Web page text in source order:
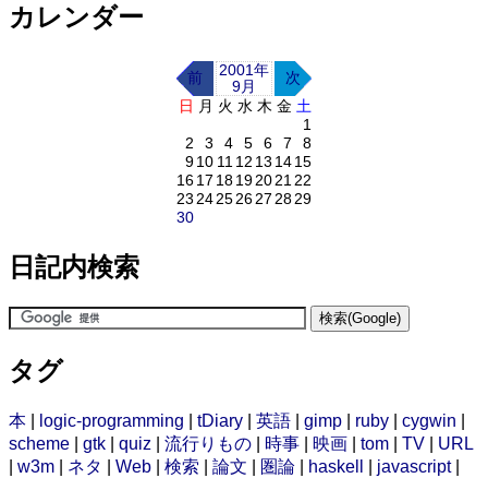
カレンダー
前
2001年
9月
次
日 月 火 水 木 金 土
1
2
3 4 5 6 7
8
910 11 12 13 1415
1617 18192021 22
23 24252627 2829
30
日記内検索
タグ
本 logic-programming tDiary 英語 gimp ruby cygwin
scheme
gtk quiz 流行りもの 時事 映画 tom TV
URL
w3m ネタ Web 検索 論文 圏論 haskell javascript|